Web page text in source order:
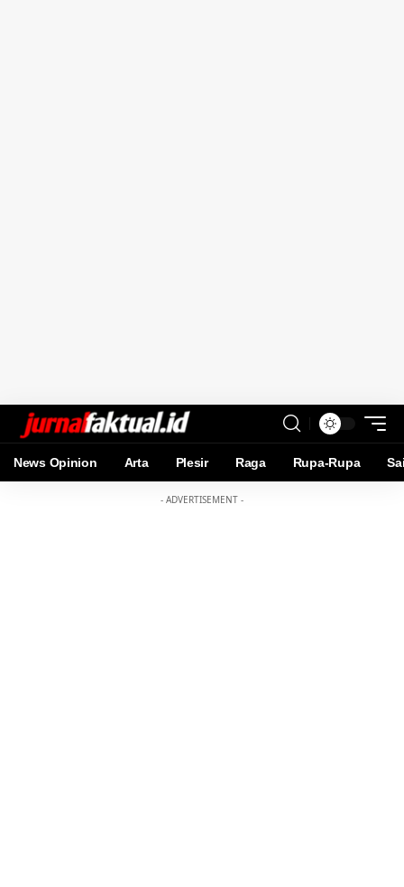
News Opinion Arta Plesir Raga Rupa-Rupa
- ADVERTISEMENT -